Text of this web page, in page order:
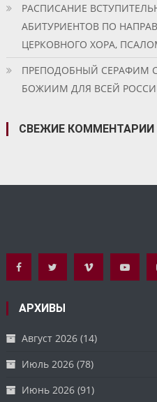
РАСПИСАНИЕ
АБИТУРИЕНТОВ ПО
ЦЕРКОВНОГО ХОРА,
ПРЕПОДОБНЫЙ СЕРАФИМ
БОЖИИМ ДЛЯ ВСЕЙ
СВЕЖИЕ КОММЕНТАРИИ
АРХИВЫ
Август 2026 (14)
Июль 2026 (78)
Июнь 2026 (91)